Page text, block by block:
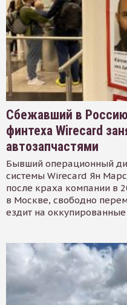
Сбежавший в
финтеха Wirecard
автозапчастями
Бывший операционный
системы Wirecard Ян
после краха компании в
в Москве, свободно
ездит на